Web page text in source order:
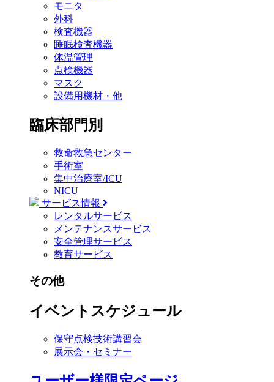
モニタ
外科
検査機器
睡眠検査機器
体温管理
点検機器
マスク
設備用機材・他
臨床部門別
救命救急センター
手術室
集中治療室/ICU
NICU
サービス情報
レンタルサービス
メンテナンスサービス
安全管理サービス
教育サービス
その他
イベントスケジュール
保守点検技術講習会
展示会・セミナー